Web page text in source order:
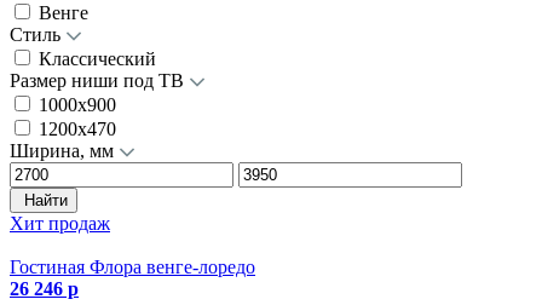
Венге
Стиль
Классический
Размер ниши под ТВ
1000х900
1200х470
Ширина, мм
Найти
Хит продаж
Гостиная Флора венге-лоредо
26 246 р